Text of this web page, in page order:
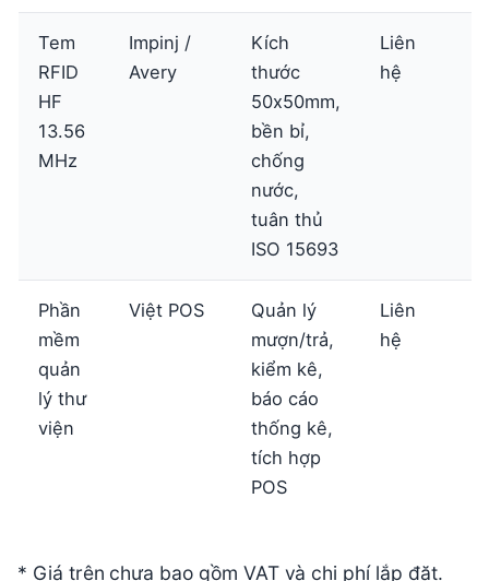
Tem
RFID
HF
13.56
MHz
Impinj /
Avery
Kích
thước
50x50mm,
bền bỉ,
chống
nước,
tuân thủ
ISO 15693
Liên
hệ
Phần
mềm
quản
lý thư
viện
Việt POS
Quản lý
mượn/trả,
kiểm kê,
báo cáo
thống kê,
tích hợp
POS
Liên
hệ
* Giá trên chưa bao gồm VAT và chi phí lắp đặt.